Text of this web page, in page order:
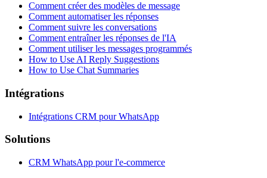
Comment créer des modèles de message
Comment automatiser les réponses
Comment suivre les conversations
Comment entraîner les réponses de l'IA
Comment utiliser les messages programmés
How to Use AI Reply Suggestions
How to Use Chat Summaries
Intégrations
Intégrations CRM pour WhatsApp
Solutions
CRM WhatsApp pour l'e-commerce